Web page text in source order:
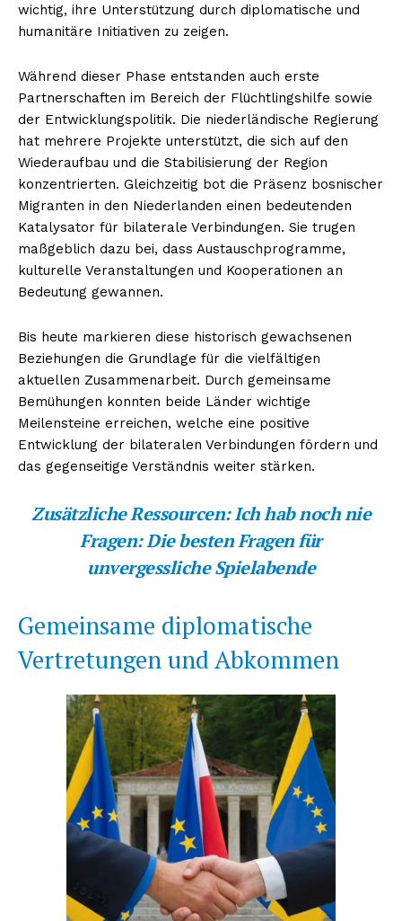
wichtig, ihre Unterstützung durch diplomatische und
humanitäre Initiativen zu zeigen.
Während dieser Phase entstanden auch erste
Partnerschaften im Bereich der Flüchtlingshilfe sowie
der Entwicklungspolitik. Die niederländische Regierung
hat mehrere Projekte unterstützt, die sich auf den
Wiederaufbau und die Stabilisierung der Region
konzentrierten. Gleichzeitig bot die Präsenz bosnischer
Migranten in den Niederlanden einen bedeutenden
Katalysator für bilaterale Verbindungen. Sie trugen
maßgeblich dazu bei, dass Austauschprogramme,
kulturelle Veranstaltungen und Kooperationen an
Bedeutung gewannen.
Bis heute markieren diese historisch gewachsenen
Beziehungen die Grundlage für die vielfältigen
aktuellen Zusammenarbeit. Durch gemeinsame
Bemühungen konnten beide Länder wichtige
Meilensteine erreichen, welche eine positive
Entwicklung der bilateralen Verbindungen fördern und
das gegenseitige Verständnis weiter stärken.
Zusätzliche Ressourcen:Ich hab noch nie
Fragen: Die besten Fragen für
unvergessliche Spielabende
Gemeinsame diplomatische
Vertretungen und Abkommen